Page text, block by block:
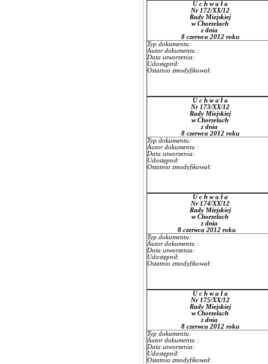
U c h w a ł a
Nr 172/XX/12
Rady Miejskiej
w Chorzelach
z dnia
8 czerwca 2012 roku
Typ dokumentu:
Autor dokumentu :
Data utworzenia:
Udostępnił:
Ostatnio zmodyfikował:
U c h w a ł a
Nr 173/XX/12
Rady Miejskiej
w Chorzelach
z dnia
8 czerwca 2012 roku
Typ dokumentu:
Autor dokumentu :
Data utworzenia:
Udostępnił:
Ostatnio zmodyfikował:
U c h w a ł a
Nr 174/XX/12
Rady Miejskiej
w Chorzelach
z dnia
8 czerwca 2012 roku
Typ dokumentu:
Autor dokumentu :
Data utworzenia:
Udostępnił:
Ostatnio zmodyfikował:
U c h w a ł a
Nr 175/XX/12
Rady Miejskiej
w Chorzelach
z dnia
8 czerwca 2012 roku
Typ dokumentu:
Autor dokumentu :
Data utworzenia:
Udostępnił:
Ostatnio zmodyfikował: